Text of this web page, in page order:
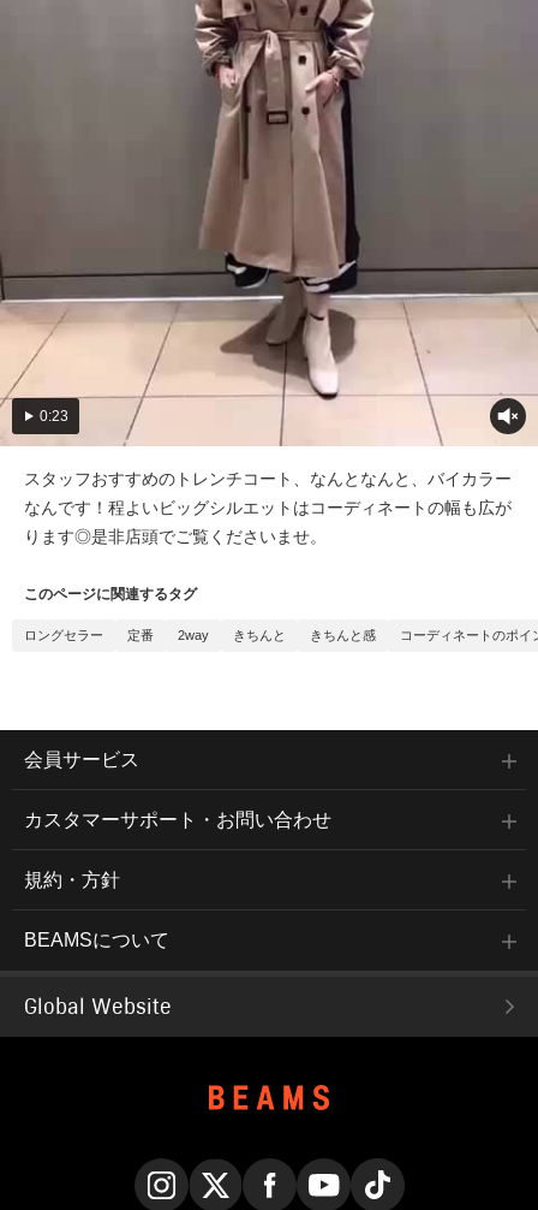
0:23
スタッフおすすめのトレンチコート、なんとなんと、バイカラー
なんです！程よいビッグシルエットはコーディネートの幅も広が
ります◎是非店頭でご覧くださいませ。
このページに関連するタグ
ロングセラー 定番 2way きちんと きちんと感 コーディネートのポイ
会員サービス
カスタマーサポート・お問い合わせ
規約・方針
BEAMSについて
Global Website